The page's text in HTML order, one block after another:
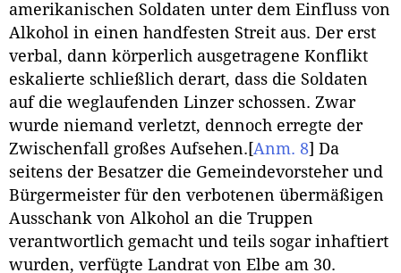
amerikanischen Soldaten unter dem Einfluss von
Alkohol in einen handfesten Streit aus. Der erst
verbal, dann körperlich ausgetragene Konflikt
eskalierte schließlich derart, dass die Soldaten
auf die weglaufenden Linzer schossen. Zwar
wurde niemand verletzt, dennoch erregte der
Zwischenfall großes Aufsehen. [Anm. 8] Da
seitens der Besatzer die Gemeindevorsteher und
Bürgermeister für den verbotenen übermäßigen
Ausschank von Alkohol an die Truppen
verantwortlich gemacht und teils sogar inhaftiert
wurden, verfügte Landrat von Elbe am 30.